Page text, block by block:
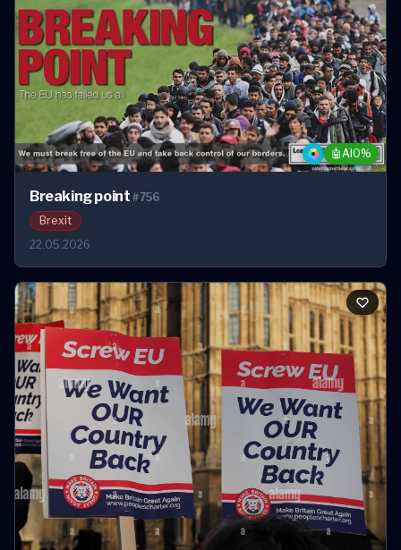
🤖AI 0%
Breaking point #756
Brexit
22.05.2026